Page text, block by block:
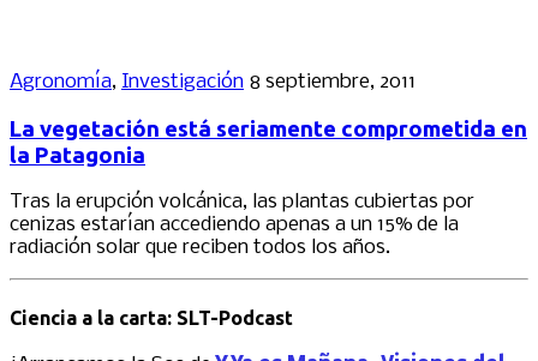
Agronomía, Investigación 8 septiembre, 2011
La vegetación está seriamente comprometida en
la Patagonia
Tras la erupción volcánica, las plantas cubiertas por
cenizas estarían accediendo apenas a un 15% de la
radiación solar que reciben todos los años.
Ciencia a la carta: SLT-Podcast